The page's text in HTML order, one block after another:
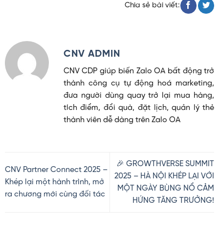
Chia sẻ bài viết:
CNV ADMIN
CNV CDP giúp biến Zalo OA bất động trở
thành công cụ tự động hoá marketing,
đưa người dùng quay trở lại mua hàng,
tích điểm, đổi quà, đặt lịch, quản lý thẻ
thành viên dễ dàng trên Zalo OA
CNV Partner Connect 2025 –
Khép lại một hành trình, mở
ra chương mới cùng đối tác
🎉 GROWTHVERSE SUMMIT
2025 – HÀ NỘI KHÉP LẠI VỚI
MỘT NGÀY BÙNG NỔ CẢM
HỨNG TĂNG TRƯỞNG!